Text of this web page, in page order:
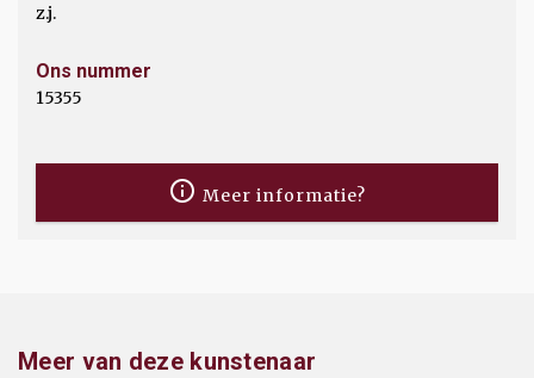
z.j.
Ons nummer
15355
Meer informatie?
Meer van deze kunstenaar